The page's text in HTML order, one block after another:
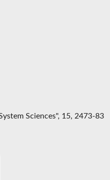
Sciences", 15, 2473-83